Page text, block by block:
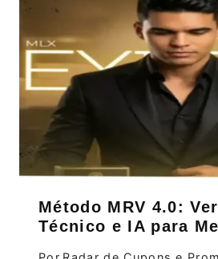
Método MRV 4.0:
Técnico e IA para